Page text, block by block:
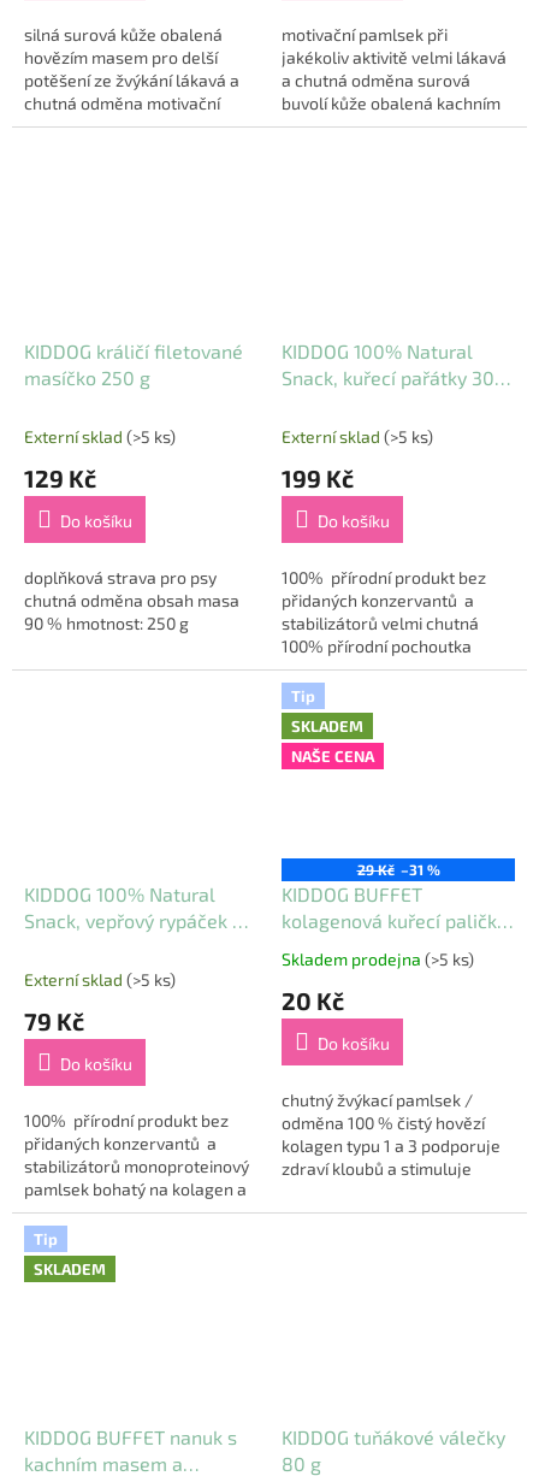
5
hvězdiček.
silná surová kůže obalená
hovězím masem pro delší
potěšení ze žvýkání lákavá a
chutná odměna motivační
pamlsek při jakékoliv aktivitě
5
hvězdiček.
motivační pamlsek při
jakékoliv aktivitě velmi lákavá
a chutná odměna surová
buvolí kůže obalená kachním
masem prémiová kvalita
KIDDOG králičí filetované
masíčko 250 g
Externí sklad (>5 ks)
129 Kč
Do košíku
doplňková strava pro psy
chutná odměna obsah masa
90 % hmotnost: 250 g
KIDDOG 100% Natural
Snack, kuřecí pařátky 30
Externí sklad (>5 ks)
199 Kč
Do košíku
100% přírodní produkt bez
přidaných konzervantů a
stabilizátorů velmi chutná
100% přírodní pochoutka
vyrobená z čerstvých surovin
pečlivě upravená, zbavená
ostrých...
KIDDOG 100% Natural
Snack, vepřový rypáček 7 -
Externí sklad (>5 ks)
79 Kč
Do košíku
100% přírodní produkt bez
přidaných konzervantů a
stabilizátorů monoproteinový
pamlsek bohatý na kolagen a
elastin, který vyživuje
chrupavčité tkáně a podporuje
tvorbu...
Tip
SKLADEM
NAŠE CENA
29 Kč –31 %
KIDDOG BUFFET
kolagenová kuřecí palička
Průměrné
produktu
5,0
5
hvězdiček.
Skladem prodejna (>5 ks)
20 Kč
Do košíku
chutný žvýkací pamlsek /
odměna 100 % čistý hovězí
kolagen typu 1 a 3 podporuje
zdraví kloubů a stimuluje
stravitelný a chutný doplněk
Tip
SKLADEM
KIDDOG BUFFET nanuk s
kachním masem a
KIDDOG tuňákové válečky
80 g